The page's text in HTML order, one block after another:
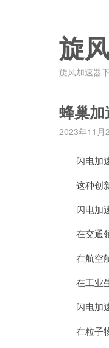
旋
旋风加速器
蜂巢加
2023年11月
闪电加速
这种创新
闪电加速
在交通领
在航空航
在工业生
闪电加速
在粒子物